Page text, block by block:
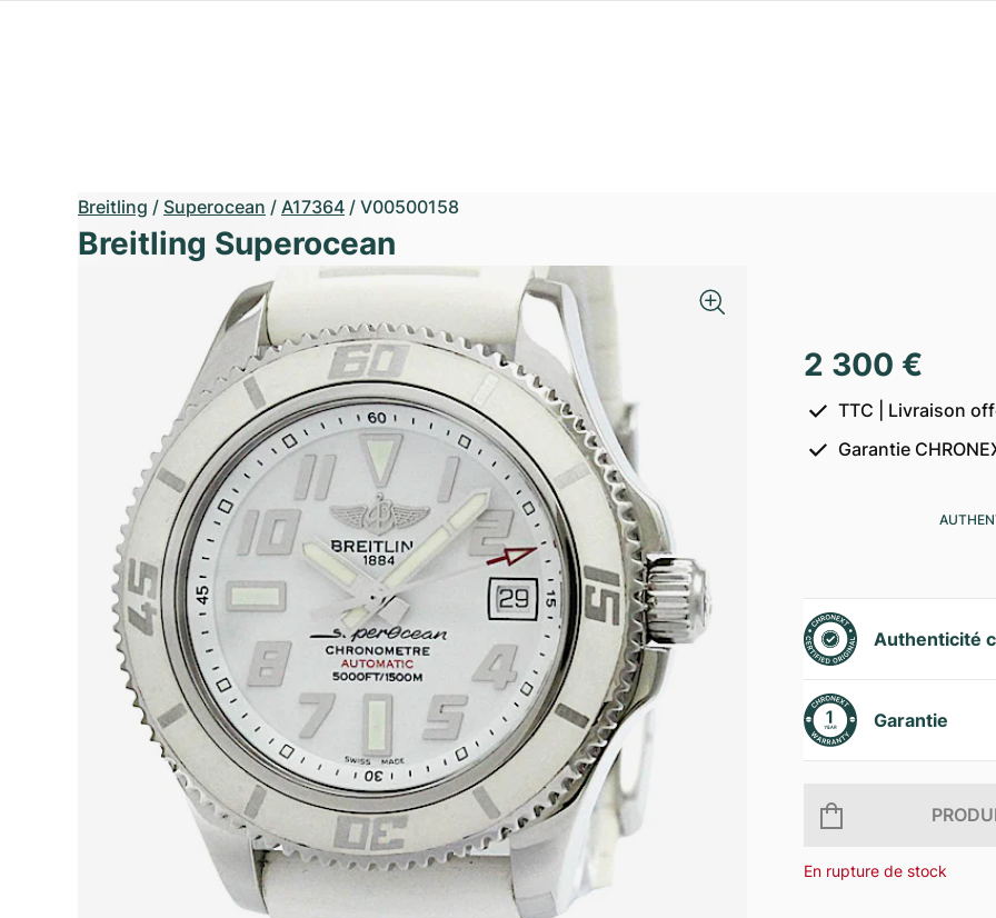
Breitling / Superocean / A17364 / V00500158
Breitling Superocean
2 300 €
TTC | Livraison
Garantie
Authenticité
Garantie
En rupture de stock